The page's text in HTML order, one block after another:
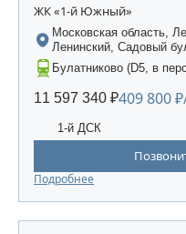
ЖК «1-й Южный»
Московская область,
Ленинский, Садовый
Булатниково (D5, в
11 597 340 ₽409 800
1-й ДСК
Подробнее